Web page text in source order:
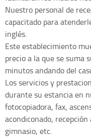
Nuestro personal de
capacitado para
inglés.
Este establecimiento
precio a la que se suma
minutos andando del
Los servicios y
durante su estancia en
fotocopiadora, fax,
acondiconado,
gimnasio, etc.